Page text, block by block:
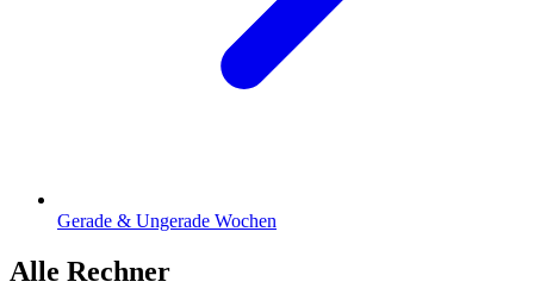
Gerade & Ungerade Wochen
Alle Rechner